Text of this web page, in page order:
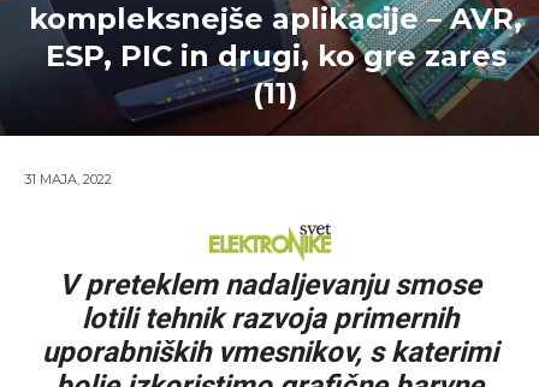
kompleksnejše aplikacije – AVR,
ESP, PIC in drugi, ko gre zares
(11)
31 MAJA, 2022
V preteklem nadaljevanju smose
lotili tehnik razvoja primernih
uporabniških vmesnikov, s katerimi